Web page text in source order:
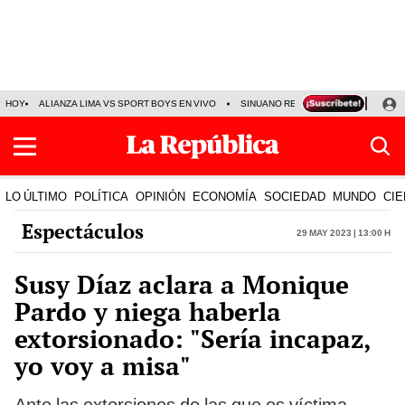
HOY ALIANZA LIMA VS SPORT BOYS EN VIVO SINUANO RESULTADOS HOY
LO ÚLTIMO POLÍTICA OPINIÓN ECONOMÍA SOCIEDAD MUNDO
Espectáculos 29 May 2023 | 13:00 h
Susy Díaz aclara a Monique
Pardo y niega haberla
extorsionado: "Sería incapaz,
yo voy a misa"